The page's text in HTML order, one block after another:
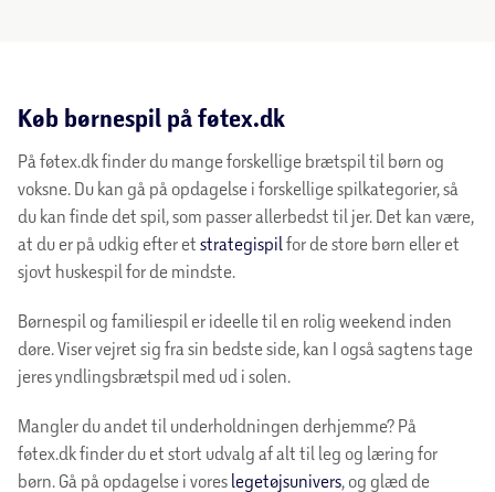
Køb børnespil på føtex.dk
På føtex.dk finder du mange forskellige brætspil til børn og
voksne. Du kan gå på opdagelse i forskellige spilkategorier, så
du kan finde det spil, som passer allerbedst til jer. Det kan være,
at du er på udkig efter et strategispil for de store børn eller et
sjovt huskespil for de mindste.
Børnespil og familiespil er ideelle til en rolig weekend inden
døre. Viser vejret sig fra sin bedste side, kan I også sagtens tage
jeres yndlingsbrætspil med ud i solen.
Mangler du andet til underholdningen derhjemme? På
føtex.dk finder du et stort udvalg af alt til leg og læring for
børn. Gå på opdagelse i vores legetøjsunivers , og glæd de